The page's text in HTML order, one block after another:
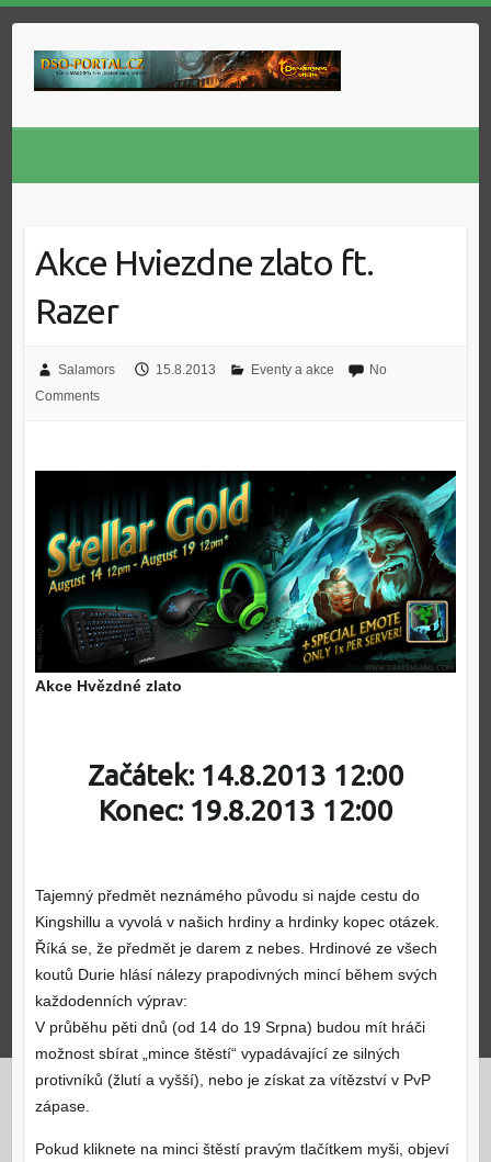
content
Akce Hviezdne zlato ft.
Razer
Salamors 15.8.2013 Eventy a akce
No
Comments
Akce Hvězdné zlato
Začátek: 14.8.2013 12:00
Konec: 19.8.2013 12:00
Tajemný předmět neznámého původu si najde cestu do
Kingshillu a vyvolá v našich hrdiny a hrdinky kopec otázek.
Říká se, že předmět je darem z nebes. Hrdinové ze všech
koutů Durie hlásí nálezy prapodivných mincí během svých
každodenních výprav:
V průběhu pěti dnů (od 14 do 19 Srpna) budou mít hráči
možnost sbírat „mince štěstí“ vypadávající ze silných
protivníků (žlutí a vyšší), nebo je získat za vítězství v PvP
zápase.
Pokud kliknete na minci štěstí pravým tlačítkem myši, objeví